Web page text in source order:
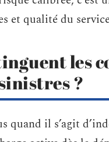
et qualité du
les
?
quand il s’agit